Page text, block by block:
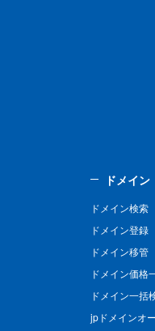
ドメイン
ドメイン検索
ドメイン登録
ドメイン移管
ドメイン価格
ドメイン一括
jpドメインオ